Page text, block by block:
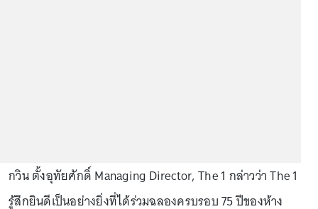
กวิน ตั้งอุทัยศักดิ์ Managing Director, The 1 กล่าวว่า The 1
รู้สึกยินดีเป็นอย่างยิ่งที่ได้ร่วมฉลองครบรอบ 75 ปีของห้าง